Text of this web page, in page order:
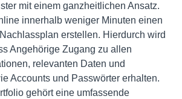
mit einem ganzheitlichen Ansatz.
innerhalb weniger Minuten einen
erstellen. Hierdurch wird
Angehörige Zugang zu allen
relevanten Daten und
Accounts und Passwörter erhalten.
gehört eine umfassende